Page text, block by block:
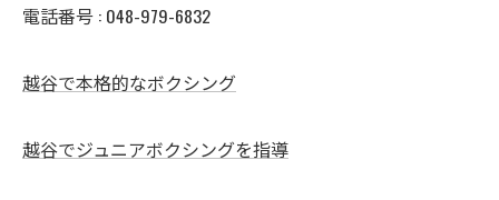
電話番号 : 048-979-6832
越谷で本格的なボクシング
越谷でジュニアボクシングを指導